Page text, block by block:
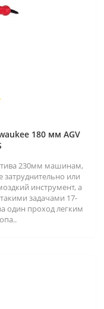
180 мм AGV
230мм машинам,
затруднительно или
инструмент, а
задачами 17-
один проход легким